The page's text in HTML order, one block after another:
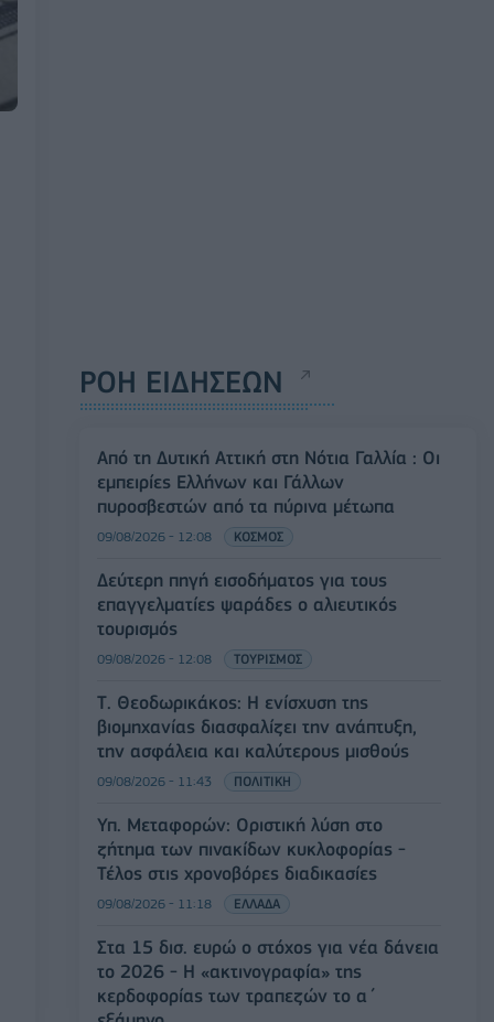
ΡΟΗ ΕΙΔΗΣΕΩΝ
Από τη Δυτική Αττική στη Νότια Γαλλία : Οι
εμπειρίες Ελλήνων και Γάλλων
πυροσβεστών από τα πύρινα μέτωπα
09/08/2026 - 12:08 ΚΟΣΜΟΣ
Δεύτερη πηγή εισοδήματος για τους
επαγγελματίες ψαράδες ο αλιευτικός
τουρισμός
09/08/2026 - 12:08 ΤΟΥΡΙΣΜΟΣ
Τ. Θεοδωρικάκος: Η ενίσχυση της
βιομηχανίας διασφαλίζει την ανάπτυξη,
την ασφάλεια και καλύτερους μισθούς
09/08/2026 - 11:43 ΠΟΛΙΤΙΚΗ
Υπ. Μεταφορών: Οριστική λύση στο
ζήτημα των πινακίδων κυκλοφορίας -
Τέλος στις χρονοβόρες διαδικασίες
09/08/2026 - 11:18 ΕΛΛΑΔΑ
Στα 15 δισ. ευρώ ο στόχος για νέα δάνεια
το 2026 - Η «ακτινογραφία» της
κερδοφορίας των τραπεζών το α΄